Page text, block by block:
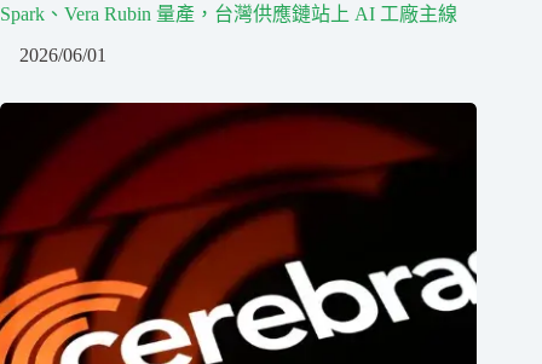
Spark、Vera Rubin 量產，台灣供應鏈站上 AI 工廠主線
2026/06/01